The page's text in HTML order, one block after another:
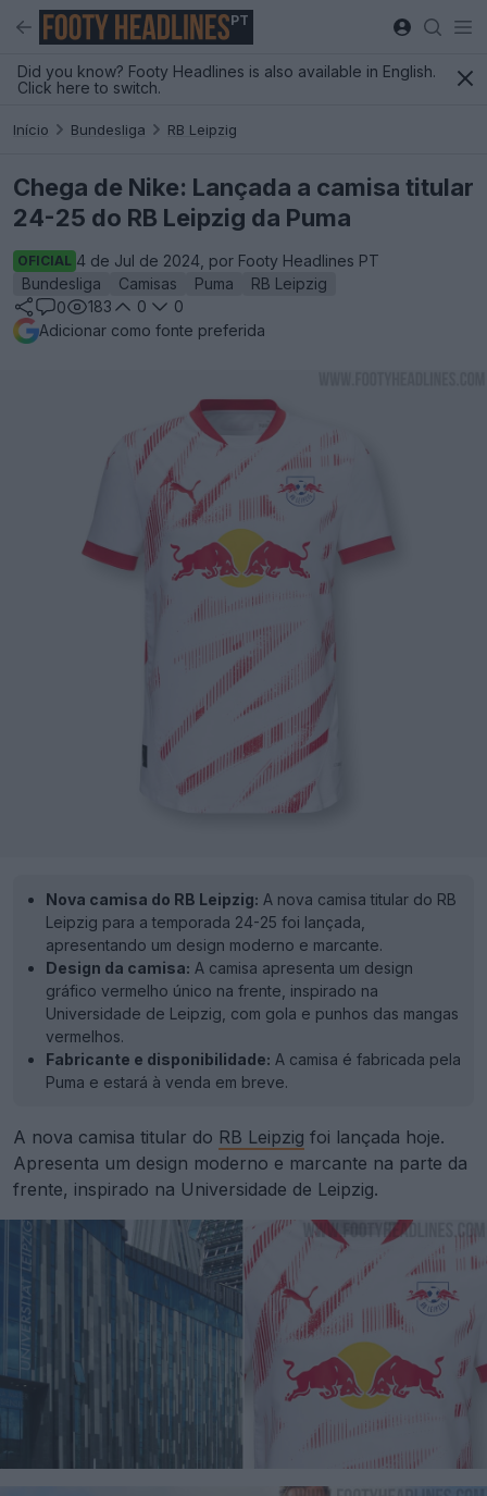
PT
Did you know? Footy Headlines is also available in English.
Click here to switch.
Início Bundesliga RB Leipzig
Chega de Nike: Lançada a camisa titular
24-25 do RB Leipzig da Puma
OFICIAL 4 de Jul de 2024, por Footy Headlines PT
Bundesliga
Camisas Puma
RB Leipzig
0
183 0
0
Adicionar como fonte preferida
Nova camisa do RB Leipzig: A nova camisa titular do RB
Leipzig para a temporada 24-25 foi lançada,
apresentando um design moderno e marcante.
Design da camisa: A camisa apresenta um design
gráfico vermelho único na frente, inspirado na
Universidade de Leipzig, com gola e punhos das mangas
vermelhos.
Fabricante e disponibilidade: A camisa é fabricada pela
Puma e estará à venda em breve.
A nova camisa titular do RB Leipzig foi lançada hoje.
Apresenta um design moderno e marcante na parte da
frente, inspirado na Universidade de Leipzig.